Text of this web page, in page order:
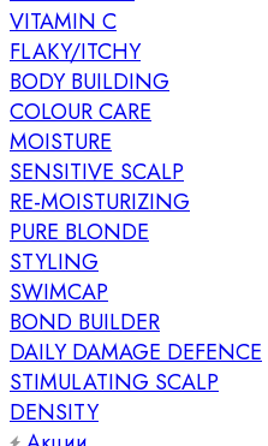
VITAMIN C
FLAKY/ITCHY
BODY BUILDING
COLOUR CARE
MOISTURE
SENSITIVE SCALP
RE-MOISTURIZING
PURE BLONDE
STYLING
SWIMCAP
BOND BUILDER
DAILY DAMAGE DEFENCE
STIMULATING SCALP
DENSITY